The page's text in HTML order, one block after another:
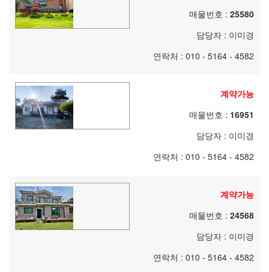
매물번호 : 25580
담당자 : 이미경
연락처 : 010 - 5164 - 4582
계약가능
매물번호 : 16951
담당자 : 이미경
연락처 : 010 - 5164 - 4582
계약가능
매물번호 : 24568
담당자 : 이미경
연락처 : 010 - 5164 - 4582